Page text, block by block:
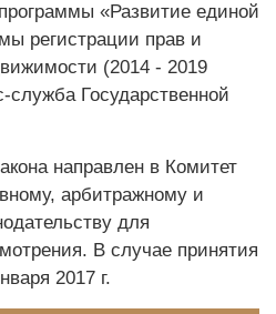
«Развитие единой
регистрации прав и
(2014 - 2019
служба Государственной
направлен в Комитет
арбитражному и
для
В случае принятия
2017 г.